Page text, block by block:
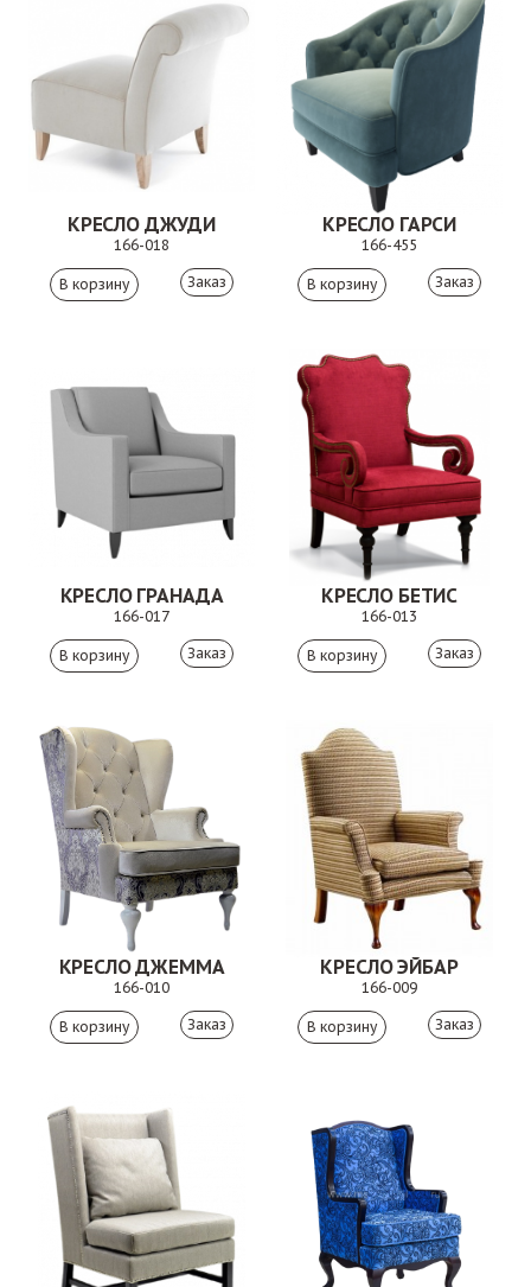
КРЕСЛО ДЖУДИ
166-018
Заказ
КРЕСЛО ГАРСИ
166-455
Заказ
КРЕСЛО ГРАНАДА
166-017
Заказ
КРЕСЛО БЕТИС
166-013
Заказ
КРЕСЛО ДЖЕММА
166-010
Заказ
КРЕСЛО ЭЙБАР
166-009
Заказ